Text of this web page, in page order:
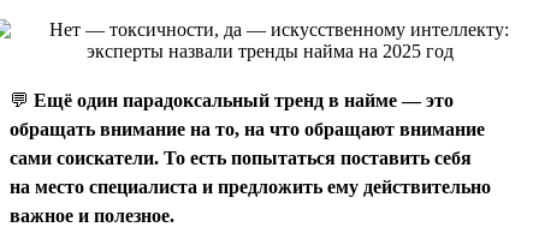
💬 Ещё один парадоксальный тренд в найме — это
обращать внимание на то, на что обращают внимание
сами соискатели. То есть попытаться поставить себя
на место специалиста и предложить ему действительно
важное и полезное.